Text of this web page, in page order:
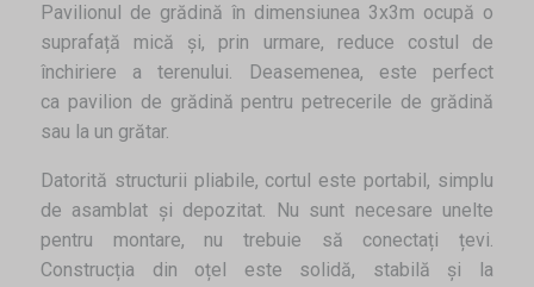
Pavilionul de grădină în dimensiunea 3x3m ocupă o
suprafață mică și, prin urmare, reduce costul de
închiriere a terenului. Deasemenea, este perfect
ca pavilion de grădină pentru petrecerile de grădină
sau la un grătar.
Datorită structurii pliabile, cortul este portabil, simplu
de asamblat și depozitat. Nu sunt necesare unelte
pentru montare, nu trebuie să conectați țevi.
Construcția din oțel este solidă, stabilă și la